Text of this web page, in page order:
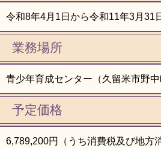
令和8年4月1日から令和11年3月31
業務場所
青少年育成センター（久留米市野中
予定価格
6,789,200円（うち消費税及び地方